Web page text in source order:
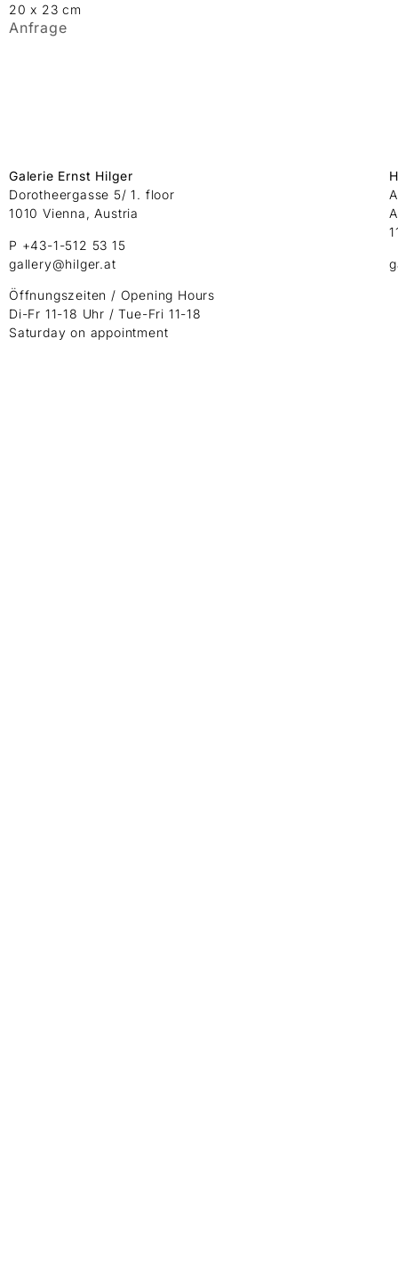
20 x 23 cm
Anfrage
Galerie Ernst Hilger
Dorotheergasse 5/ 1. floor
1010 Vienna, Austria
P +43-1-512 53 15
gallery@hilger.at
Öffnungszeiten / Opening Hours
Di-Fr 11-18 Uhr / Tue-Fri 11-18
Saturday on appointment